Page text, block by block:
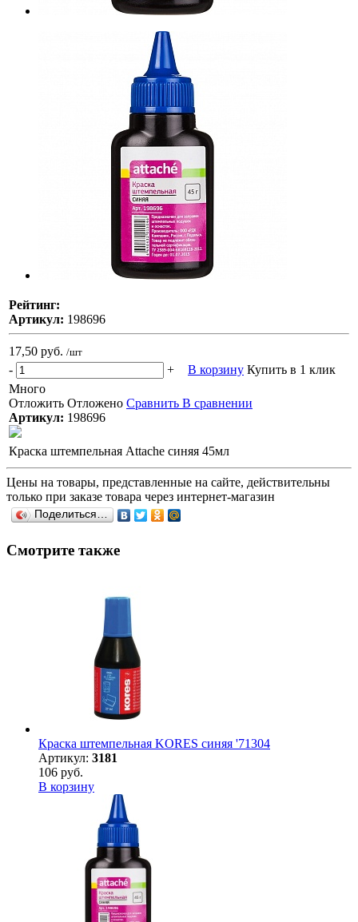
Рейтинг:
Артикул: 198696
17,50 руб. /шт
- + В корзину Купить в 1 клик
Много
Отложить Отложено Сравнить В сравнении
Артикул: 198696
Краска штемпельная Attache синяя 45мл
Цены на товары, представленные на сайте, действительны
только при заказе товара через интернет-магазин
Поделиться…
Смотрите также
Краска штемпельная KORES синяя '71304
Артикул: 3181
106 руб.
В корзину